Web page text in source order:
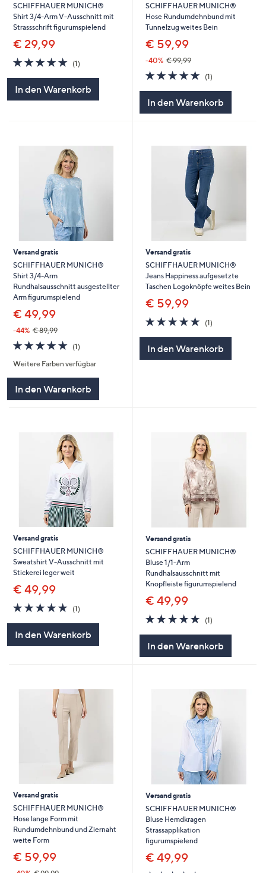
SCHIFFHAUER MUNICH®
Shirt 3/4-Arm V-Ausschnitt mit
Strassschrift figurumspielend
€ 29,99
5.0
von
5
(1)
In den Warenkorb
SCHIFFHAUER MUNICH®
Hose Rundumdehnbund mit
Tunnelzug weites Bein
€ 59,99
-40% € 99,99
5.0
von
(1)1
In den Warenkorb
Versand gratis
SCHIFFHAUER MUNICH®
Shirt 3/4-Arm
Rundhalsausschnitt ausgestellter
Arm figurumspielend
€ 49,99
-44% € 89,99
5.0
von
5
(1)
Weitere Farben verfügbar
In den Warenkorb
Versand gratis
SCHIFFHAUER MUNICH®
Jeans Happiness aufgesetzte
Taschen Logoknöpfe weites Bein
€ 59,99
5.0
von
(1)1
In den Warenkorb
Versand gratis
SCHIFFHAUER MUNICH®
Sweatshirt V-Ausschnitt mit
Stickerei leger weit
€ 49,99
5.0
von
5
(1)
In den Warenkorb
Versand gratis
SCHIFFHAUER MUNICH®
Bluse 1/1-Arm
Rundhalsausschnitt mit
Knopfleiste figurumspielend
€ 49,99
5.0
von
5
(1)
In den Warenkorb
Versand gratis
SCHIFFHAUER MUNICH®
Hose lange Form mit
Rundumdehnbund und Ziernaht
weite Form
€ 59,99
Versand gratis
SCHIFFHAUER MUNICH®
Bluse Hemdkragen
Strassapplikation
figurumspielend
€ 49,99